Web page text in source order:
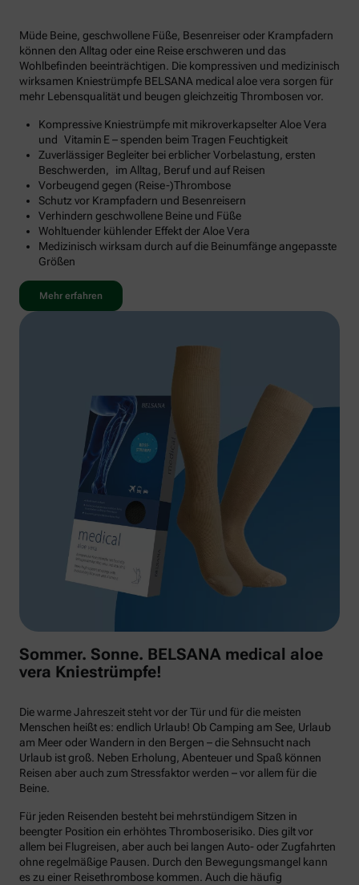
Müde Beine, geschwollene Füße, Besenreiser oder Krampfadern
können den Alltag oder eine Reise erschweren und das
Wohlbefinden beeinträchtigen. Die kompressiven und medizinisch
wirksamen Kniestrümpfe BELSANA medical aloe vera sorgen für
mehr Lebensqualität und beugen gleichzeitig Thrombosen vor.
Kompressive Kniestrümpfe mit mikroverkapselter Aloe Vera
und Vitamin E – spenden beim Tragen Feuchtigkeit
Zuverlässiger Begleiter bei erblicher Vorbelastung, ersten
Beschwerden, im Alltag, Beruf und auf Reisen
Vorbeugend gegen (Reise-)Thrombose
Schutz vor Krampfadern und Besenreisern
Verhindern geschwollene Beine und Füße
Wohltuender kühlender Effekt der Aloe Vera
Medizinisch wirksam durch auf die Beinumfänge angepasste
Größen
Mehr erfahren
Sommer. Sonne. BELSANA medical aloe
vera Kniestrümpfe!
Die warme Jahreszeit steht vor der Tür und für die meisten
Menschen heißt es: endlich Urlaub! Ob Camping am See, Urlaub
am Meer oder Wandern in den Bergen – die Sehnsucht nach
Urlaub ist groß. Neben Erholung, Abenteuer und Spaß können
Reisen aber auch zum Stressfaktor werden – vor allem für die
Beine.
Für jeden Reisenden besteht bei mehrstündigem Sitzen in
beengter Position ein erhöhtes Thromboserisiko. Dies gilt vor
allem bei Flugreisen, aber auch bei langen Auto- oder Zugfahrten
ohne regelmäßige Pausen. Durch den Bewegungsmangel kann
es zu einer Reisethrombose kommen. Auch die häufig